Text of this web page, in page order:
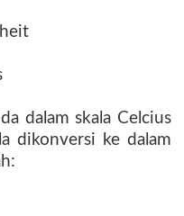
dalam skala Celcius
dikonversi ke dalam